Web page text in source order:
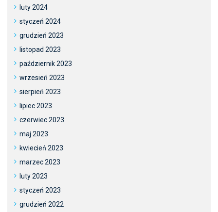
luty 2024
styczeń 2024
grudzień 2023
listopad 2023
październik 2023
wrzesień 2023
sierpień 2023
lipiec 2023
czerwiec 2023
maj 2023
kwiecień 2023
marzec 2023
luty 2023
styczeń 2023
grudzień 2022